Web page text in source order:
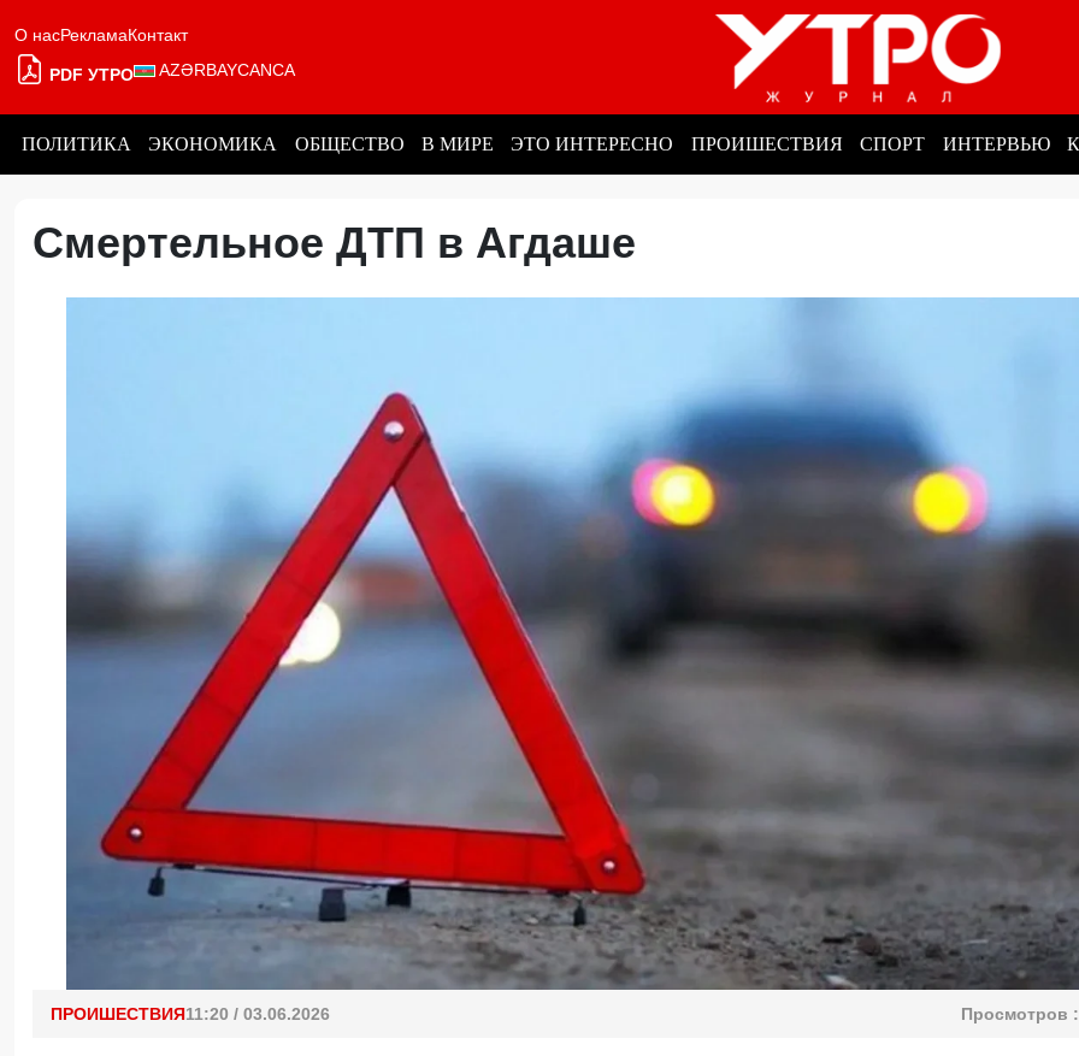
О насРекламаКонтакт
PDF УТРО AZƏRBAYCANCA
ПОЛИТИКА ЭКОНОМИКА ОБЩЕСТВО В МИРЕ ЭТО ИНТЕРЕСНО ПРОИШЕСТВИЯ СПОРТ ИНТЕРВЬЮ
Смертельное ДТП в Агдаше
ПРОИШЕСТВИЯ11:20 / 03.06.2026 Просмотров :